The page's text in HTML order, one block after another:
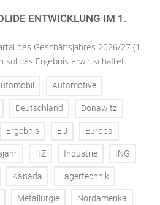
ENTWICKLUNG IM 1.
des Geschäftsjahres 2026/27 (1.
solides Ergebnis erwirtschaftet.
Automotive
Deutschland Donawitz
Ergebnis EU Europa
HZ Industrie ING
Kanada Lagertechnik
Metallurgie Nordamerika